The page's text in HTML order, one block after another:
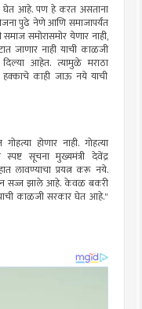
घेत आहे. पण हे करत असताना
पुढे नेणे आणि समाजापर्यंत
समोरासमोर येणार नाही,
जाणार नाही याची काळजी
दिल्या आहेत. त्यामुळे मराठा
हक्काचे काही जाऊ नये याची
होणार नाही. गोहत्या
सूचना मुख्यमंत्री देवेंद्र
लावण्याचा प्रयत्न करू नये.
सज्ज झाले आहे. केवळ बकरी
याची काळजी सरकार घेत आहे."